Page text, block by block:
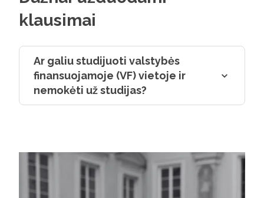
klausimai
Ar galiu studijuoti valstybės
finansuojamoje (VF) vietoje ir
nemokėti už studijas?